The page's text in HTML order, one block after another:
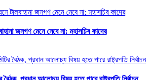
জনগণ মেনে নেবে না: মহাসচিব কাদের